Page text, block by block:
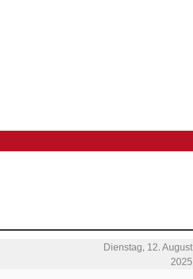
Dienstag, 12. August
2025